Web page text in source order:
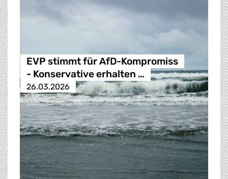
EVP stimmt für AfD-Kompromiss
- Konservative erhalten …
26.03.2026